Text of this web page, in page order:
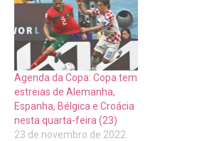
Agenda da Copa: Copa tem
estreias de Alemanha,
Espanha, Bélgica e Croácia
nesta quarta-feira (23)
23 de novembro de 2022